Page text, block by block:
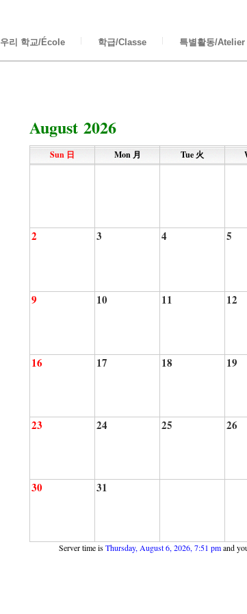
우리 학교/École 학급/Classe 특별활동/
August 2026
Sun 日 Mon 月 Tue 火
2 3 4 5
9 10 11 12
16 17 18 19
23 24 25 26
30 31
Server time isThursday, August 6, 2026, 7:51 pmand